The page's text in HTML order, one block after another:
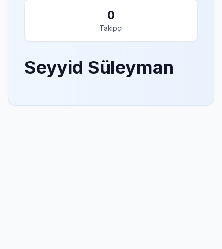
0
Takipçi
Seyyid Süleyman